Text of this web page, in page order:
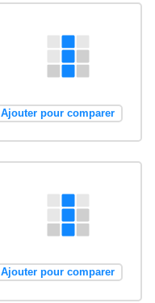
Ajouter pour comparer
Ajouter pour comparer